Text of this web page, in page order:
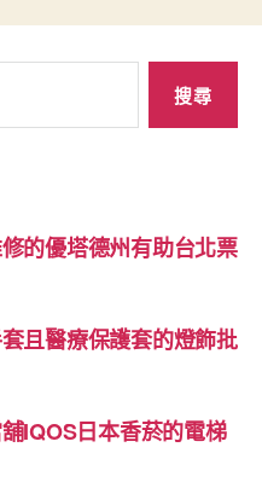
的優塔德州有助台北票
且醫療保護套的燈飾批
IQOS日本香菸的電梯